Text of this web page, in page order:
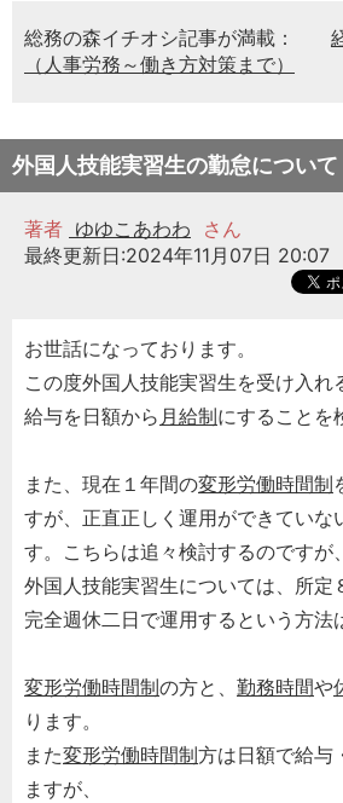
総務の森イチオシ記事が満載：
（人事労務～働き方対策まで）
外国人技能実習生の勤怠について
著者 ゆゆこあわわ
さん
最終更新日:2024年11月07日 20:07
お世話になっております。
この度外国人技能実習生を受け入れ
給与を日額から 月給制にすることを
また、現在１年間の変形労働時間制
すが、正直正しく運用ができていな
す。こちらは追々検討するのですが、
外国人技能実習生については、所
完全週休二日で運用するという方法
変形労働時間制の方と、 勤務時間や
ります。
また変形労働時間制方は日額で給与
ますが、